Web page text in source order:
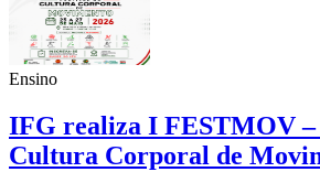
Ensino
IFG realiza I FESTMOV –
Cultura Corporal de